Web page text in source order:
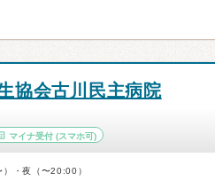
協会古川民主病院
マイナ受付 (スマホ可)
・夜（〜20:00）